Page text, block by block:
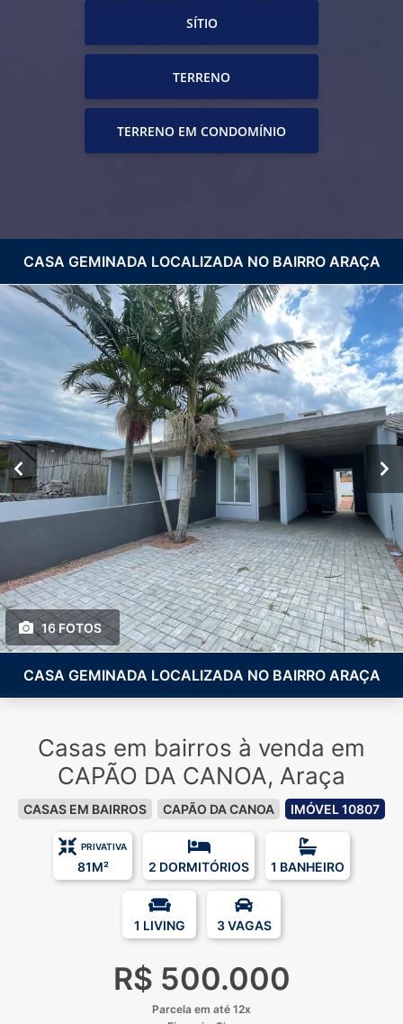
SÍTIO
TERRENO
TERRENO EM CONDOMÍNIO
CASA GEMINADA LOCALIZADA NO BAIRRO ARAÇA
16 FOTOS
CASA GEMINADA LOCALIZADA NO BAIRRO ARAÇA
Casas em bairros à venda em
CAPÃO DA CANOA, Araça
CASAS EM BAIRROS CAPÃO DA CANOA IMÓVEL 10807
PRIVATIVA
81M² 2 DORMITÓRIOS 1 BANHEIRO
1 LIVING 3 VAGAS
R$ 500.000
Parcela em até 12x